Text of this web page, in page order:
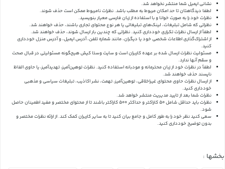
نشانی ایمیل شما منتشر نخواهد شد.
لطفا دیدگاهتان تا حد امکان مربوط به مطلب باشد. نظرات نامربوط ممکن است حذف شوند.
نظرات خود را به صورت خوانا و با استفاده از زبان فارسی معیار بنویسید.
نظراتی که شامل تبلیغات، لینک‌های تبلیغاتی یا هر نوع محتوای تجاری باشند، حذف خواهند شد.
لطفاً از ارسال نظرات تکراری خودداری کنید. نظراتی که چندین بار ارسال شوند، حذف خواهند شد.
از اشتراک‌گذاری اطلاعات شخصی خود یا دیگران، مانند شماره تلفن، آدرس ایمیل، و آدرس منزل خودداری
کنید.
مسئولیت نظرات ارسال شده بر عهده کاربران است و سایت وستا کیش هیچگونه مسئولیتی در قبال صحت
و سقم آنها ندارد.
لطفاً در نظرات خود از زبان محترمانه و مودبانه استفاده کنید. نظرات توهین‌آمیز، تهدیدآمیز، یا حاوی الفاظ
ناپسند حذف خواهند شد.
از ارسال نظرات حاوی محتوای غیراخلاقی، توهین‌آمیز، تهمت، نشر اکاذیب، تبلیغات سیاسی و مذهبی
خودداری کنید.
نظرات شما بعد از تایید مدیریت منتشر خواهد شد.
نظرات باید حداقل شامل 50 کاراکتر و حداکثر 500 کاراکتر باشند تا از محتوای مختصر و مفید اطمینان حاصل
شود.
سعی کنید نظر خود را به طور کامل و جامع بیان کنید تا به سایر کاربران کمک کند.از ارائه نظرات مختصر و
بدون توضیح خودداری کنید.
بخشها :